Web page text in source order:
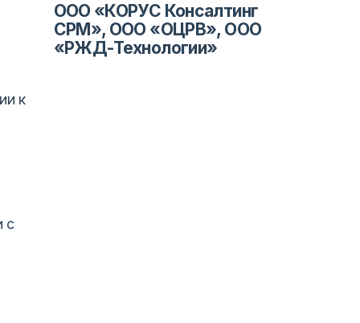
к
с
ООО «КОРУС Консалтинг
СРМ», ООО «ОЦРВ», ООО
«РЖД-Технологии»